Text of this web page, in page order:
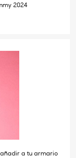
2024
a tu armario